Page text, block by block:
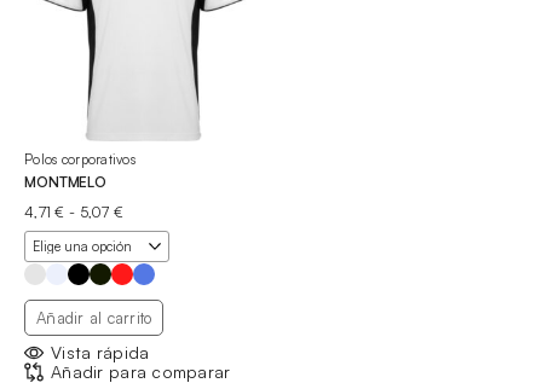
Polos corporativos
MONTMELO
4,71€ - 5,07 €
de
precios:
desde
4,71 €
hasta
5,07 €
Añadir al carrito
Vista rápida
Añadir para comparar